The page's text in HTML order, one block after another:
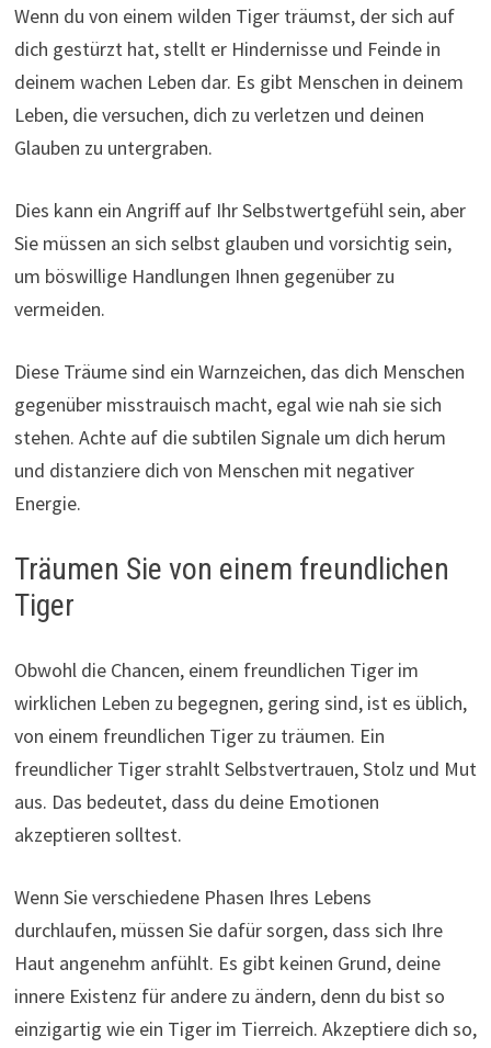
Wenn du von einem wilden Tiger träumst, der sich auf
dich gestürzt hat, stellt er Hindernisse und Feinde in
deinem wachen Leben dar. Es gibt Menschen in deinem
Leben, die versuchen, dich zu verletzen und deinen
Glauben zu untergraben.
Dies kann ein Angriff auf Ihr Selbstwertgefühl sein, aber
Sie müssen an sich selbst glauben und vorsichtig sein,
um böswillige Handlungen Ihnen gegenüber zu
vermeiden.
Diese Träume sind ein Warnzeichen, das dich Menschen
gegenüber misstrauisch macht, egal wie nah sie sich
stehen. Achte auf die subtilen Signale um dich herum
und distanziere dich von Menschen mit negativer
Energie.
Träumen Sie von einem freundlichen
Tiger
Obwohl die Chancen, einem freundlichen Tiger im
wirklichen Leben zu begegnen, gering sind, ist es üblich,
von einem freundlichen Tiger zu träumen. Ein
freundlicher Tiger strahlt Selbstvertrauen, Stolz und Mut
aus. Das bedeutet, dass du deine Emotionen
akzeptieren solltest.
Wenn Sie verschiedene Phasen Ihres Lebens
durchlaufen, müssen Sie dafür sorgen, dass sich Ihre
Haut angenehm anfühlt. Es gibt keinen Grund, deine
innere Existenz für andere zu ändern, denn du bist so
einzigartig wie ein Tiger im Tierreich. Akzeptiere dich so,